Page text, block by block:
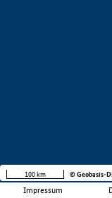
Impressum
100 km © Geobasis-